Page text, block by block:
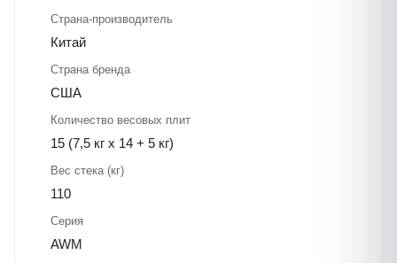
Страна-производитель
Китай
Страна бренда
США
Количество весовых плит
15 (7,5 кг х 14 + 5 кг)
Вес стека (кг)
110
Серия
AWM